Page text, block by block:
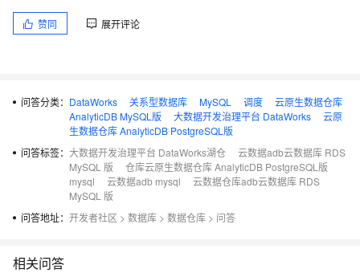
赞同 展开评论
问答分类： DataWorks 关系型数据库 MySQL 调度
云原生数据仓库
AnalyticDB MySQL版
大数据开发治理平台 DataWorks
云原
生数据仓库 AnalyticDB PostgreSQL版
问答标签： 大数据开发治理平台 DataWorks湖仓
云数据adb云数据库 RDS
MySQL 版
仓库云原生数据仓库 AnalyticDB PostgreSQL版
mysql
云数据adb mysql
云数据仓库adb云数据库 RDS
MySQL 版
问答地址： 开发者社区 > 数据库 > 数据仓库 > 问答
相关问答